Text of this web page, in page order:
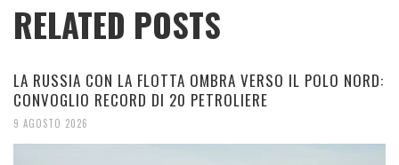
RELATED POSTS
LA RUSSIA CON LA FLOTTA OMBRA VERSO IL POLO NORD:
CONVOGLIO RECORD DI 20 PETROLIERE
9 AGOSTO 2026